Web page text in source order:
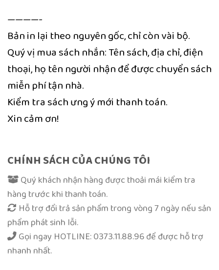
————-
Bản in lại theo nguyên gốc, chỉ còn vài bộ.
Quý vị mua sách nhắn: Tên sách, địa chỉ, điện
thoại, họ tên người nhận để được chuyển sách
miễn phí tận nhà.
Kiểm tra sách ưng ý mới thanh toán.
Xin cảm ơn!
CHÍNH SÁCH CỦA CHÚNG TÔI
Quý khách nhận hàng được thoải mái kiểm tra
hàng trước khi thanh toán.
Hỗ trợ đổi trả sản phẩm trong vòng 7 ngày nếu sản
phẩm phát sinh lỗi.
Gọi ngay HOTLINE: 0373.11.88.96để được hỗ trợ
nhanh nhất.